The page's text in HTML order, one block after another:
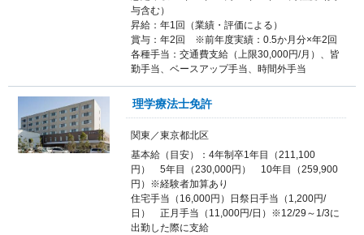
与含む）
昇給：年1回（業績・評価による）
賞与：年2回 ※前年度実績：0.5か月分×年2回
各種手当：交通費支給（上限30,000円/月）、皆
勤手当、ベースアップ手当、時間外手当
理学療法士免許
関東／東京都北区
基本給（目安）：4年制卒1年目（211,100
円） 5年目（230,000円） 10年目（259,900
円）※経験者加算あり
住宅手当（16,000円）日祭日手当（1,200円/
日） 正月手当（11,000円/日）※12/29～1/3に
出勤した際に支給